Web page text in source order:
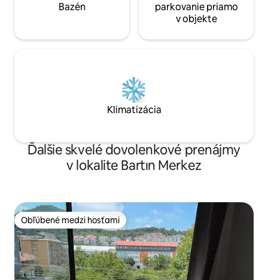
Bazén
parkovanie priamo
v objekte
Klimatizácia
Ďalšie skvelé dovolenkové prenájmy
v lokalite Bartın Merkez
Obľúbené medzi hosťami
Obľúbené medzi hosťami